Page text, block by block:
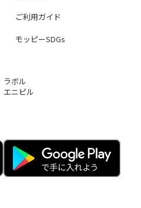
ご利用ガイド
モッピーSDGs
ラボル
エニピル